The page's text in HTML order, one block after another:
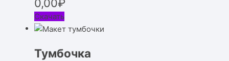
0,00₽
Скачать
Тумбочка